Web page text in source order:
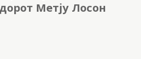
Метју Лосон